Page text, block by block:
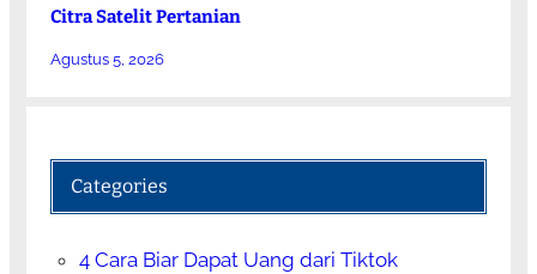
Citra Satelit Pertanian
Agustus 5, 2026
Categories
4 Cara Biar Dapat Uang dari Tiktok